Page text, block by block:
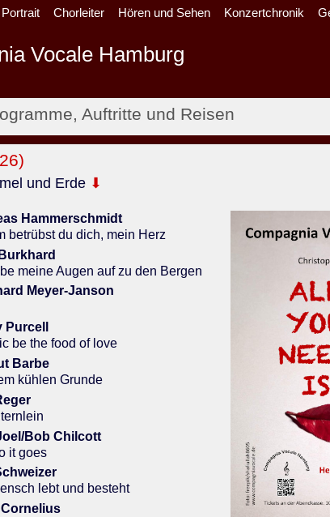
Portrait Chorleiter Hören und Sehen Konzertchronik
Vocale Hamburg
Auftritte und Reisen
und Erde ⬇
Hammerschmidt
betrübst du dich, mein Herz
meine Augen auf zu den Bergen
Meyer-Janson
Purcell
be the food of love
Barbe
kühlen Grunde
Bob Chilcott
it goes
lebt und besteht
Cornelius